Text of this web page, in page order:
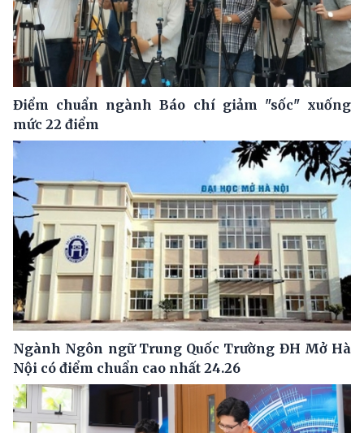
Điểm chuẩn ngành Báo chí giảm "sốc" xuống
mức 22 điểm
Ngành Ngôn ngữ Trung Quốc Trường ĐH Mở Hà
Nội có điểm chuẩn cao nhất 24.26